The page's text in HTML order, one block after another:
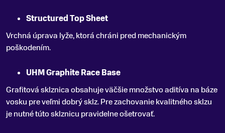
Structured Top Sheet
Vrchná úprava lyže, ktorá chráni pred mechanickým
poškodením.
UHM Graphite Race Base
Grafitová sklznica obsahuje väčšie množstvo aditíva na báze
vosku pre veľmi dobrý sklz. Pre zachovanie kvalitného sklzu
je nutné túto sklznicu pravidelne ošetrovať.